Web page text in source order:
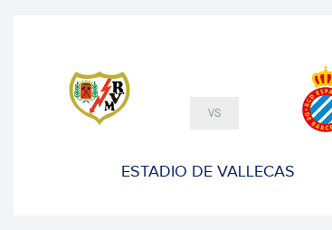
VS
ESTADIO DE VALLECAS